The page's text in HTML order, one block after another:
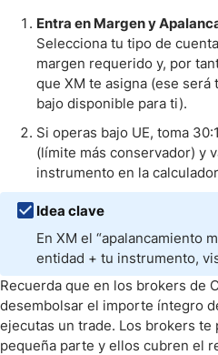
Entra en Margen y
Selecciona tu tipo de
margen requerido y, por
que XM te asigna (ese
bajo disponible para ti).
Si operas bajo UE, toma
(límite más conservador) y
instrumento en la
Idea clave
En XM el “apalancamiento
entidad + tu instrumento,
Recuerda que en los brokers de
desembolsar el importe íntegro
ejecutas un trade. Los brokers
pequeña parte y ellos cubren el